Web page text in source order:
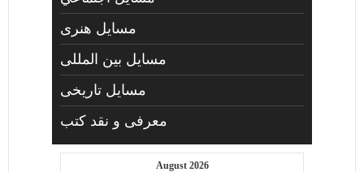
مسايل هنری
مسایل بین المللی
مسایل تاریخی
معرفی و نقد کتب
August 2026